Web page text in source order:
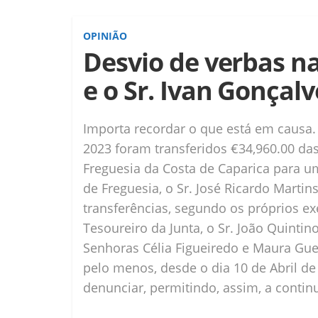
OPINIÃO
Desvio de verbas
e o Sr. Ivan
Importa recordar o que está em
2023 foram transferidos €34,960.00
Freguesia da Costa de Caparica para
de Freguesia, o Sr. José Ricardo
transferências, segundo os próprios
Tesoureiro da Junta, o Sr. João
Senhoras Célia Figueiredo e Maura
pelo menos, desde o dia 10 de Abril
denunciar, permitindo, assim, a